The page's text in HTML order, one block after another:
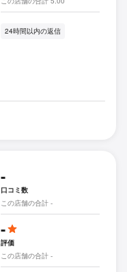
24時間以内の返信
-
口コミ数
この店舗の合計 -
-
評価
この店舗の合計 -